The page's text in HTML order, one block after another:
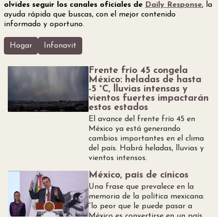
olvides seguir los canales oficiales de Daily Response, la
ayuda rápida que buscas, con el mejor contenido
informado y oportuno.
Hogar Infonavit
Frente frío 45 congela
México: heladas de hasta
-5 °C, lluvias intensas y
vientos fuertes impactarán
estos estados
El avance del frente frío 45 en
México ya está generando
cambios importantes en el clima
del país. Habrá heladas, lluvias y
vientos intensos.
México, país de cínicos
Una frase que prevalece en la
memoria de la política mexicana:
“lo peor que le puede pasar a